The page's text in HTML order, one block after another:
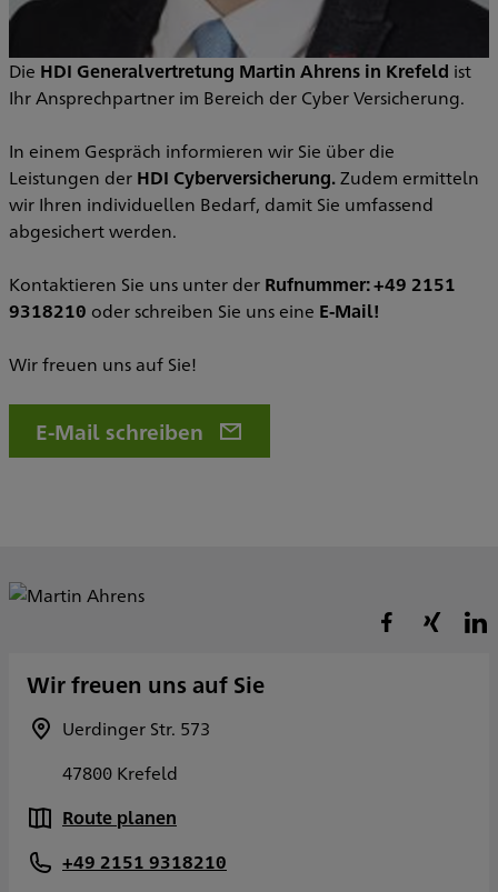
Die HDI Generalvertretung Martin Ahrens in Krefeld ist
Ihr Ansprechpartner im Bereich der Cyber Versicherung.
In einem Gespräch informieren wir Sie über die
Leistungen der HDI Cyberversicherung.Zudem ermitteln
wir Ihren individuellen Bedarf, damit Sie umfassend
abgesichert werden.
Kontaktieren Sie uns unter der Rufnummer: +49 2151
9318210 oder schreiben Sie uns eine E-Mail!
Wir freuen uns auf Sie!
E-Mail schreiben
Wir freuen uns auf Sie
Uerdinger Str. 573
47800 Krefeld
Route planen
+49 2151 9318210